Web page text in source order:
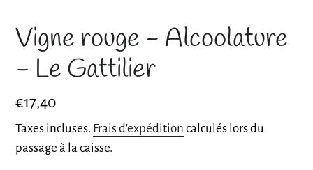
Vigne rouge - Alcoolature
- Le Gattilier
Prix
normal
€17,40
Taxes incluses. Frais d'expédition calculés lors du
passage à la caisse.